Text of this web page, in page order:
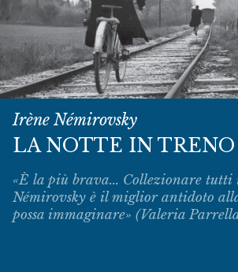
Irène Némirovsky
LA NOTTE IN TRENO
«È la più brava... Collezionare
Némirovsky è il miglior antidoto
possa immaginare» (Valeria